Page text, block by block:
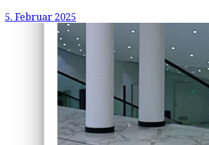
5. Februar 2025